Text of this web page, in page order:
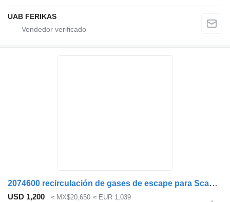
UAB FERIKAS
2074600 recirculación de gases de escape para Scania R cabeza tractora
USD 1,200 ≈ MX$20,650 ≈ EUR 1,039